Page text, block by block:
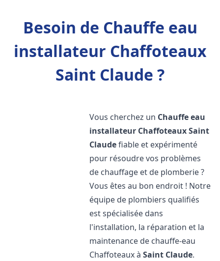
Besoin de Chauffe eau
installateur Chaffoteaux
Saint Claude ?
Vous cherchez un Chauffe eau
installateur ChaffoteauxSaint
Claudefiable et expérimenté
pour résoudre vos problèmes
de chauffage et de plomberie ?
Vous êtes au bon endroit ! Notre
équipe de plombiers qualifiés
est spécialisée dans
l'installation, la réparation et la
maintenance de chauffe-eau
Chaffoteaux àSaint Claude.